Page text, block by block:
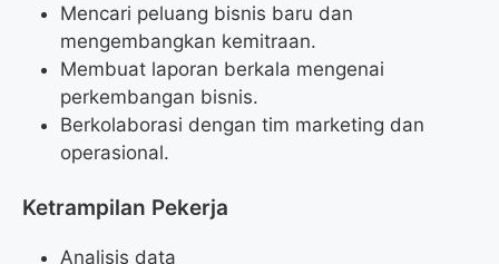
Mencari peluang bisnis baru dan
mengembangkan kemitraan.
Membuat laporan berkala mengenai
perkembangan bisnis.
Berkolaborasi dengan tim marketing dan
operasional.
Ketrampilan Pekerja
Analisis data